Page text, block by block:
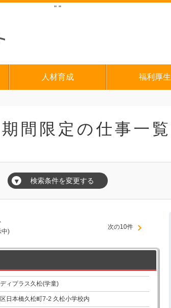
" "
人材育成 福利厚生
間限定の仕事一覧
▼ 検索条件を変更する
中)
次の10件
ィプラス久松(学童)
日本橋久松町7-2 久松小学校内